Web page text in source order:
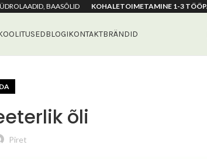
BAASÕLID KOHALETOIMETAMINE 1-3
BLOGIKONTAKTBRÄNDID
õli
Piret